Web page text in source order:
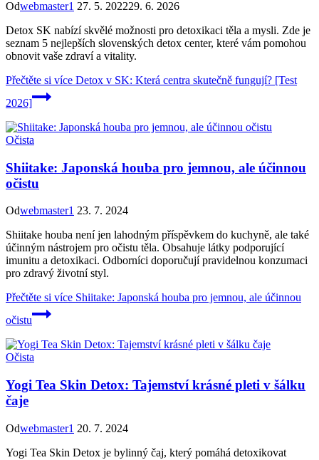
Odwebmaster1 27. 5. 202229. 6. 2026
Detox SK nabízí skvělé možnosti pro detoxikaci těla a mysli. Zde je
seznam 5 nejlepších slovenských detox center, které vám pomohou
obnovit vaše zdraví a vitality.
Přečtěte si více Detox v SK: Která centra skutečně fungují? [Test
2026]
Očista
Shiitake: Japonská houba pro jemnou, ale účinnou
očistu
Odwebmaster1 23. 7. 2024
Shiitake houba není jen lahodným příspěvkem do kuchyně, ale také
účinným nástrojem pro očistu těla. Obsahuje látky podporující
imunitu a detoxikaci. Odborníci doporučují pravidelnou konzumaci
pro zdravý životní styl.
Přečtěte si více Shiitake: Japonská houba pro jemnou, ale účinnou
očistu
Očista
Yogi Tea Skin Detox: Tajemství krásné pleti v šálku
čaje
Odwebmaster1 20. 7. 2024
Yogi Tea Skin Detox je bylinný čaj, který pomáhá detoxikovat